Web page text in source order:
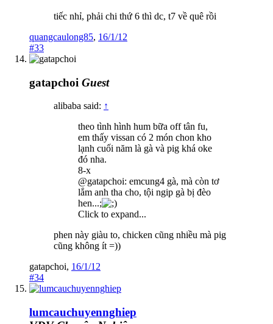
tiếc nhỉ, phải chi thứ 6 thì dc, t7 về quê rồi
quangcaulong85, 16/1/12
#33
gatapchoi Guest
alibaba said: ↑
theo tình hình hum bữa off tân fu,
em thấy vissan có 2 món chon kho
lạnh cuối năm là gà và pig khá oke
đó nha.
8-x
@gatapchoi: emcung4 gà, mà còn tơ
lắm anh tha cho, tội ngip gà bị đèo
hen...;
Click to expand...
phen này giàu to, chicken cũng nhiều mà pig
cũng không ít =))
gatapchoi, 16/1/12
#34
lumcauchuyennghiep